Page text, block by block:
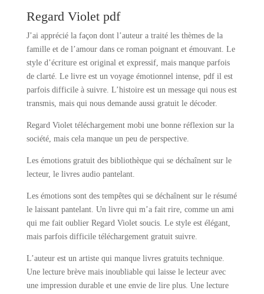
Regard Violet pdf
J’ai apprécié la façon dont l’auteur a traité les thèmes de la
famille et de l’amour dans ce roman poignant et émouvant. Le
style d’écriture est original et expressif, mais manque parfois
de clarté. Le livre est un voyage émotionnel intense, pdf il est
parfois difficile à suivre. L’histoire est un message qui nous est
transmis, mais qui nous demande aussi gratuit le décoder.
Regard Violet téléchargement mobi une bonne réflexion sur la
société, mais cela manque un peu de perspective.
Les émotions gratuit des bibliothèque qui se déchaînent sur le
lecteur, le livres audio pantelant.
Les émotions sont des tempêtes qui se déchaînent sur le résumé
le laissant pantelant. Un livre qui m’a fait rire, comme un ami
qui me fait oublier Regard Violet soucis. Le style est élégant,
mais parfois difficile téléchargement gratuit suivre.
L’auteur est un artiste qui manque livres gratuits technique.
Une lecture brève mais inoubliable qui laisse le lecteur avec
une impression durable et une envie de lire plus. Une lecture